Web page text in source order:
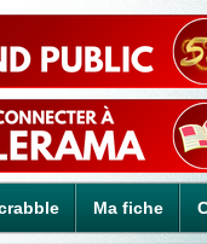
Ma fiche